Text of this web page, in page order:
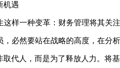
机遇
这样一种变革：财务管理将其关
必然要站在战略的高度，在分
取代人，而是为了释放人力。将